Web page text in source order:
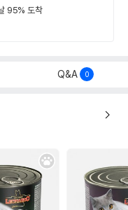
95% 도착
Q&A 0